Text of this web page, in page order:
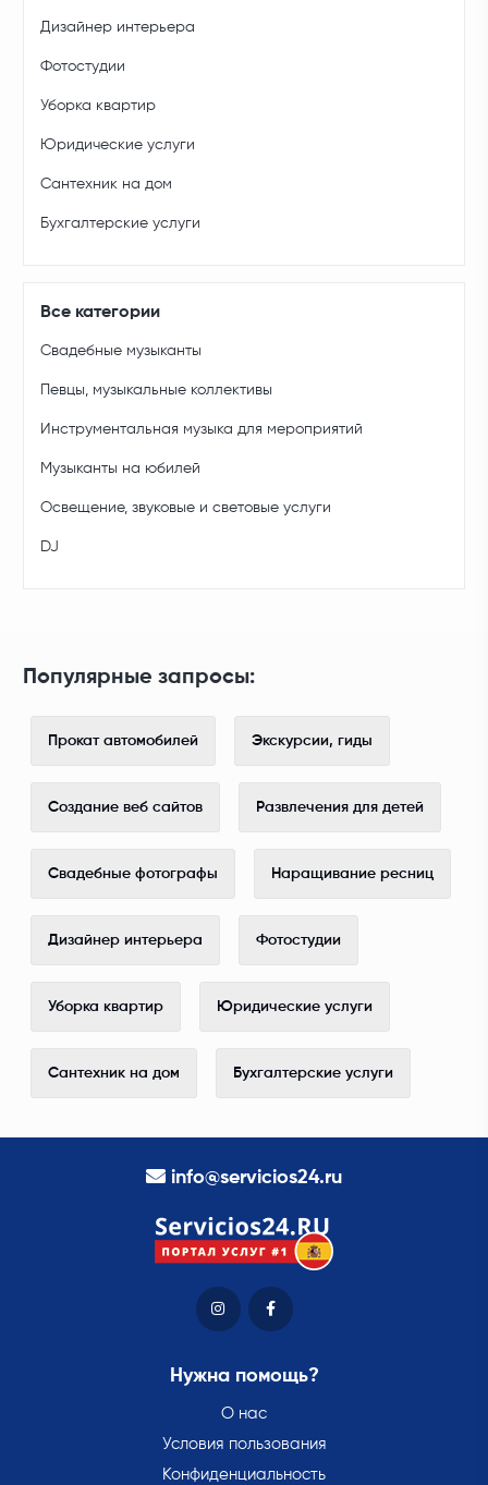
Дизайнер интерьера
Фотостудии
Уборка квартир
Юридические услуги
Сантехник на дом
Бухгалтерские услуги
Все категории
Свадебные музыканты
Певцы, музыкальные коллективы
Инструментальная музыка для мероприятий
Музыканты на юбилей
Освещение, звуковые и световые услуги
DJ
Популярные запросы:
Прокат автомобилей Экскурсии, гиды
Создание веб сайтов Развлечения для детей
Свадебные фотографы Наращивание ресниц
Дизайнер интерьера Фотостудии
Уборка квартир Юридические услуги
Сантехник на дом Бухгалтерские услуги
info@servicios24.ru
Нужна помощь?
О нас
Условия пользования
Конфиденциальность